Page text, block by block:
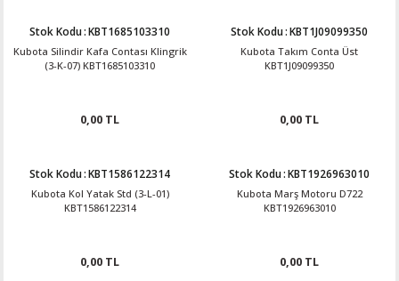
Stok Kodu:KBT1685103310
Kubota Silindir Kafa Contası Klingrik
(3-K-07) KBT1685103310
0,00 TL
Stok Kodu:KBT1J09099350
Kubota Takım Conta Üst
KBT1J09099350
0,00 TL
Stok Kodu:KBT1586122314
Kubota Kol Yatak Std (3-L-01)
KBT1586122314
0,00 TL
Stok Kodu:KBT1926963010
Kubota Marş Motoru D722
KBT1926963010
0,00 TL